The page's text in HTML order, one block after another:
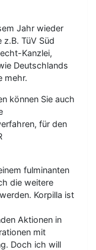
Jahr wieder
TüV Süd
Kanzlei,
Deutschlands
mehr.
können Sie auch
für den
fulminanten
die weitere
Korpilla ist
Aktionen in
mit
Doch ich will